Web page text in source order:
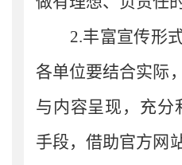
2.丰富宣传形
各单位要结合实际
与内容呈现，充分
手段，借助官方网